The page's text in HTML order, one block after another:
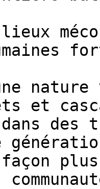
nature
et
dans